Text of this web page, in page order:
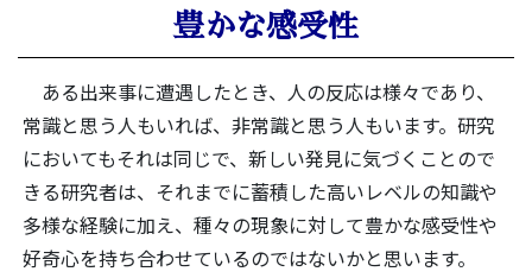
豊かな感受性
ある出来事に遭遇したとき、人の反応は様々であり、
常識と思う人もいれば、非常識と思う人もいます。研究
においてもそれは同じで、新しい発見に気づくことので
きる研究者は、それまでに蓄積した高いレベルの知識や
多様な経験に加え、種々の現象に対して豊かな感受性や
好奇心を持ち合わせているのではないかと思います。